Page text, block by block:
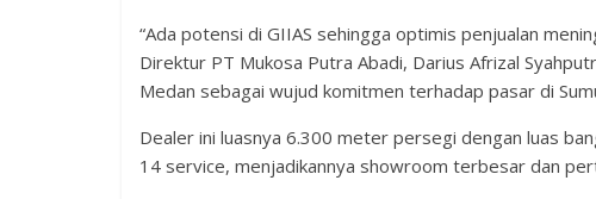
“Ada potensi di GIIAS sehingga optimis penjualan
Direktur PT Mukosa Putra Abadi, Darius Afrizal
Medan sebagai wujud komitmen terhadap pasar di
Dealer ini luasnya 6.300 meter persegi dengan luas
14 service, menjadikannya showroom terbesar dan